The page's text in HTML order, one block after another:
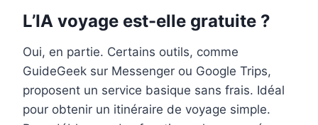
L’IA voyage est-elle gratuite ?
Oui, en partie. Certains outils, comme
GuideGeek sur Messenger ou Google Trips,
proposent un service basique sans frais. Idéal
pour obtenir un itinéraire de voyage simple.